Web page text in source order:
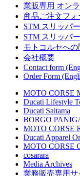
業販専用 オン
商品ご注文フォ
STM スリッパ
STM スリッパ
モトコルセへ
会社概要
Contact form
Order Form
MOTO CORSE
Ducati Lifestyle
Ducati Saitama
BORGO
MOTO CORSE
Ducati Apparel
MOTO CORSE
cosarara
Media Archives
業務販売専用サ